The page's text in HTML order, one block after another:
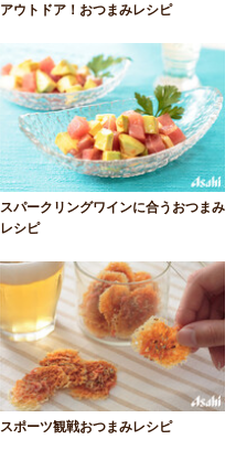
アウトドア！おつまみレシピ
スパークリングワインに合うおつまみ
レシピ
スポーツ観戦おつまみレシピ